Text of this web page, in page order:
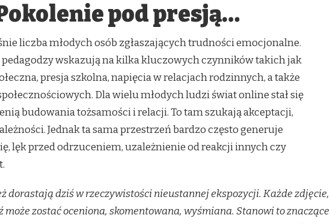
pod presją…
liczba młodych osób zgłaszających trudności emocjonalne.
wskazują na kilka kluczowych czynników takich jak
presja szkolna, napięcia w relacjach rodzinnych, a także
Dla wielu młodych ludzi świat online stał się
budowania tożsamości i relacji. To tam szukają akceptacji,
Jednak ta sama przestrzeń bardzo często generuje
lęk przed odrzuceniem, uzależnienie od reakcji innych czy
dorastają dziś w rzeczywistości nieustannej ekspozycji. Każde zdjęcie,
może zostać oceniona, skomentowana, wyśmiana. Stanowi to znaczące